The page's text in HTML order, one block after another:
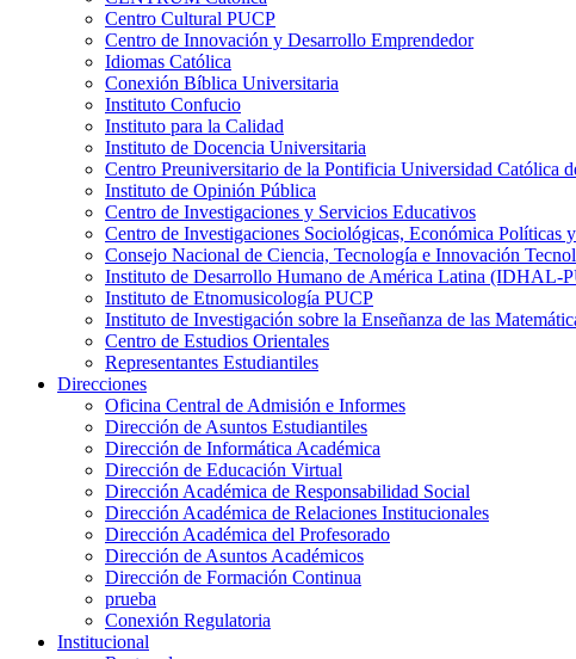
Centro Cultural PUCP
Centro de Innovación y Desarrollo Emprendedor
Idiomas Católica
Conexión Bíblica Universitaria
Instituto Confucio
Instituto para la Calidad
Instituto de Docencia Universitaria
Centro Preuniversitario de la Pontificia Universidad Católica
Instituto de Opinión Pública
Centro de Investigaciones y Servicios Educativos
Centro de Investigaciones Sociológicas, Económica Políticas
Consejo Nacional de Ciencia, Tecnología e Innovación
Instituto de Desarrollo Humano de América Latina (IDHAL-
Instituto de Etnomusicología PUCP
Instituto de Investigación sobre la Enseñanza de las
Centro de Estudios Orientales
Representantes Estudiantiles
Direcciones
Oficina Central de Admisión e Informes
Dirección de Asuntos Estudiantiles
Dirección de Informática Académica
Dirección de Educación Virtual
Dirección Académica de Responsabilidad Social
Dirección Académica de Relaciones Institucionales
Dirección Académica del Profesorado
Dirección de Asuntos Académicos
Dirección de Formación Continua
prueba
Conexión Regulatoria
Institucional